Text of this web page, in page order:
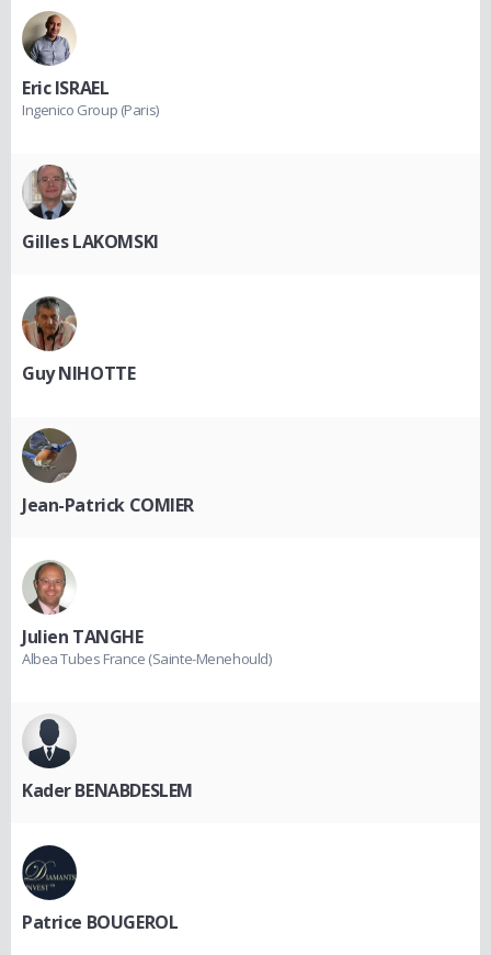
Eric ISRAEL
Ingenico Group (Paris)
Gilles LAKOMSKI
Guy NIHOTTE
Jean-Patrick COMIER
Julien TANGHE
Albea Tubes France (Sainte-Menehould)
Kader BENABDESLEM
Patrice BOUGEROL